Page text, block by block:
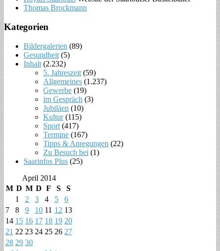
Thomas Brockmann
Kategorien
Bildergalerien (89)
Gesundheit (5)
Inhalt (2.232)
5. Jahreszeit (59)
Allgemeines (1.237)
Gewerbe (19)
im Gespräch (3)
Jubiläen (10)
Kultur(115)
Sport (417)
Termine (167)
Tipps & Anregungen (22)
Zu Besuch bei (1)
Saarinfos Plus (25)
April 2014
M D M D F S S
1 2 3 4 5
6
7
8 9 10 11 12 13
14 15 16 17 18 19 20
21 22 23 24 25 26 27
28 29 30